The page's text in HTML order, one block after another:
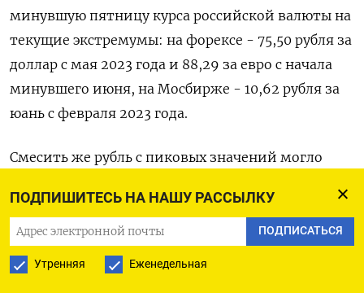
ПОДПИШИТЕСЬ НА НАШУ РАССЫЛКУ
ПОДПИСАТЬСЯ
Утренняя Еженедельная
минувшую пятницу курса российской валюты на
текущие экстремумы: на форексе - 75,50 рубля за
доллар с мая 2023 года и 88,29 за евро с начала
минувшего июня, на Мосбирже - 10,62 рубля за
юань с февраля 2023 года.
Смесить же рубль с пиковых значений могло
на переводы иностранной валюты за рубеж для
граждан РФ и нерезидентов из дружественных
стран.